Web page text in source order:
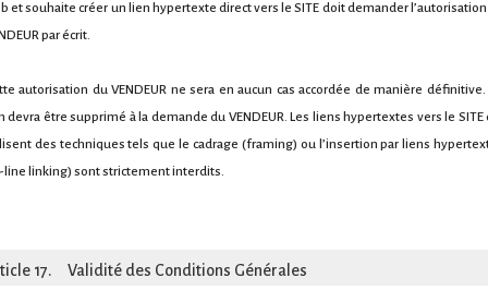
et souhaite créer un lien hypertexte direct vers le SITE doit demander
par écrit.
autorisation du VENDEUR ne sera en aucun cas accordée de manière définitive.
devra être supprimé à la demande du VENDEUR. Les liens hypertextes vers le SITE
des techniques tels que le cadrage (framing) ou l’insertion par liens
line linking) sont strictement interdits.
17. Validité des Conditions Générales